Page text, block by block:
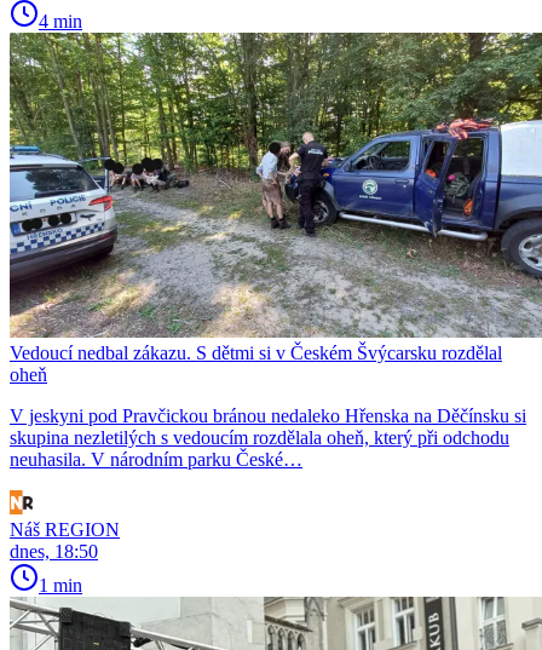
4 min
Vedoucí nedbal zákazu. S dětmi si v Českém Švýcarsku rozdělal
oheň
V jeskyni pod Pravčickou bránou nedaleko Hřenska na Děčínsku si
skupina nezletilých s vedoucím rozdělala oheň, který při odchodu
neuhasila. V národním parku České…
Náš REGION
dnes, 18:50
1 min